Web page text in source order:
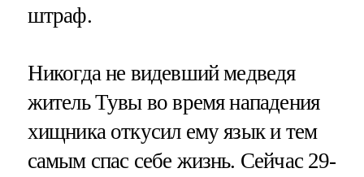
штраф.
Никогда не видевший медведя
житель Тувы во время нападения
хищника откусил ему язык и тем
самым спас себе жизнь. Сейчас 29-